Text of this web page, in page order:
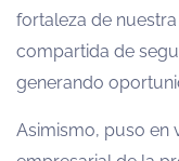
fortaleza de
compartida de
generando
Asimismo, puso en